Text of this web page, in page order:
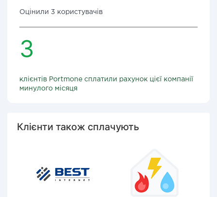
Оцінили 3 користувачів
3
клієнтів Portmone сплатили рахунок цієї компанії
минулого місяця
Клієнти також сплачують